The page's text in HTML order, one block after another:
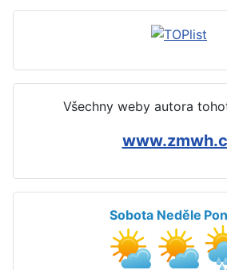
Všechny weby autora
Sobota Neděle